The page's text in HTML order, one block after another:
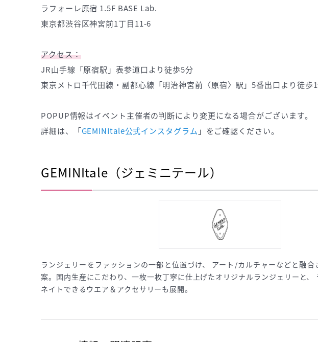
ラフォーレ原宿 1.5F BASE Lab.
東京都渋谷区神宮前1丁目11-6
アクセス：
JR山手線「原宿駅」表参道口より徒歩5分
東京メトロ千代田線・副都心線「明治神宮前〈原宿〉駅」5番出口より徒歩
POPUP情報はイベント主催者の判断により変更になる場合がございます。
詳細は、「GEMINItale公式インスタグラム 」をご確認ください。
GEMINItale（ジェミニテール）
ランジェリーをファッションの一部と位置づけ、 アート/カルチャーなどと融
案。国内生産にこだわり、一枚一枚丁寧に仕上げたオリジナルランジェリーと、
ネイトできるウエア＆アクセサリーも展開。